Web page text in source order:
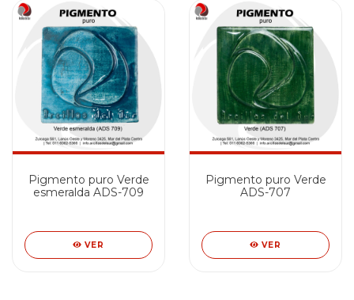
Pigmento puro Verde
esmeralda ADS-709
VER
Pigmento puro Verde
ADS-707
VER